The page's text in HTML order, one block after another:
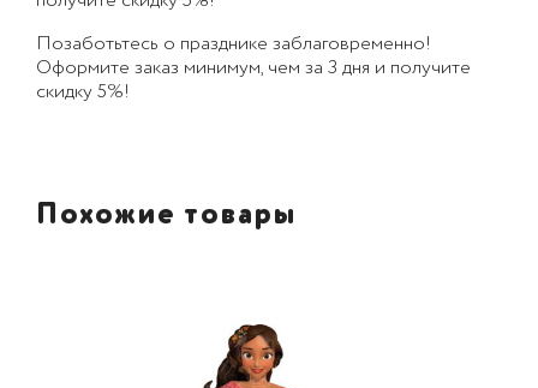
Позаботьтесь о празднике заблаговременно!
Оформите заказ минимум, чем за 3 дня и получите
скидку 5%!
Похожие товары